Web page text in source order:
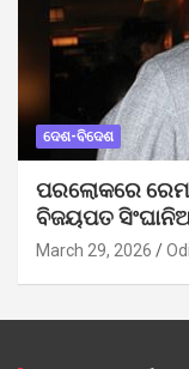
ଦେଶ-ବିଦେଶ
ପରଲୋକରେ
ବିଜୟପତ
March 29, 2026